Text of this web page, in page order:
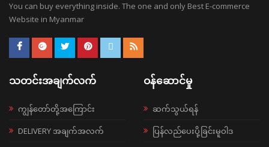
You can buy everything inside. The one and only Best E-commerce
Website in Myanmar
သတင်းအချက်လက်
ကျွန်တော်တို့အကြောင်း
DELIVERY အချက်အလက်
ဝန်ဆောင်မှု
ဆက်သွယ်ရန်
ပြန်လည်ပေးပို့ခြင်းမူဝါဒ